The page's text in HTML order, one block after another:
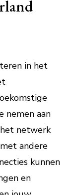
in het
nemen aan
netwerk
andere
kunnen
en